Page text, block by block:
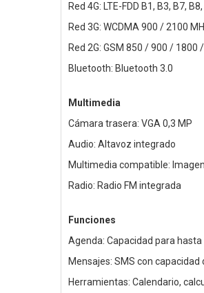
Red 4G: LTE-FDD B1, B3, B7,
Red 3G: WCDMA 900 / 2100
Red 2G: GSM 850 / 900 / 1800
Bluetooth: Bluetooth 3.0
Multimedia
Cámara trasera: VGA 0,3 MP
Audio: Altavoz integrado
Multimedia compatible:
Radio: Radio FM integrada
Funciones
Agenda: Capacidad para
Mensajes: SMS con
Herramientas: Calendario,